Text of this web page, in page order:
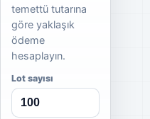
temettü tutarına
göre yaklaşık
ödeme
hesaplayın.
Lot sayısı